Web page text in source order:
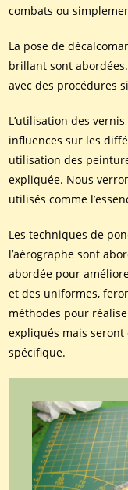
combats ou
La pose de
brillant sont
avec des procédures
L’utilisation des
influences sur les
utilisation des
expliquée. Nous
utilisés comme
Les techniques de
l’aérographe sont
abordée pour
et des uniformes,
méthodes pour
expliqués mais
spécifique.